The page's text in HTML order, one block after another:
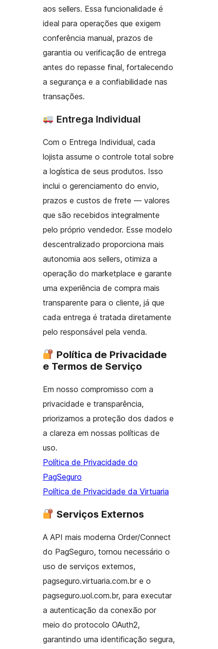
aos sellers. Essa funcionalidade é
ideal para operações que exigem
conferência manual, prazos de
garantia ou verificação de entrega
antes do repasse final, fortalecendo
a segurança e a confiabilidade nas
transações.
Entrega Individual
Com o Entrega Individual, cada
lojista assume o controle total sobre
a logística de seus produtos. Isso
inclui o gerenciamento do envio,
prazos e custos de frete — valores
que são recebidos integralmente
pelo próprio vendedor. Esse modelo
descentralizado proporciona mais
autonomia aos sellers, otimiza a
operação do marketplace e garante
uma experiência de compra mais
transparente para o cliente, já que
cada entrega é tratada diretamente
pelo responsável pela venda.
Política de Privacidade
e Termos de Serviço
Em nosso compromisso com a
privacidade e transparência,
priorizamos a proteção dos dados e
a clareza em nossas políticas de
uso.
Política de Privacidade do
PagSeguro
Política de Privacidade da Virtuaria
Serviços Externos
A API mais moderna Order/Connect
do PagSeguro, tornou necessário o
uso de serviços externos,
pagseguro.virtuaria.com.br e o
pagseguro.uol.com.br, para executar
a autenticação da conexão por
meio do protocolo OAuth2,
garantindo uma identificação segura,